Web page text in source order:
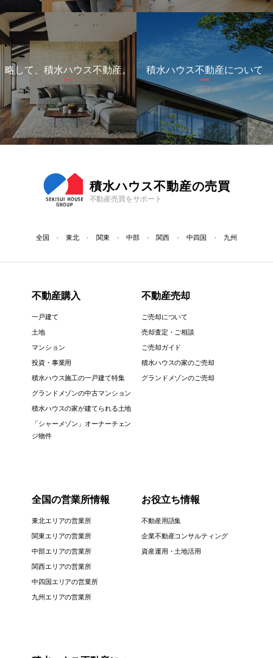
略して、積水ハウス不動産。
BRAND
積水ハウス不動産について
ABOUT US
積水ハウス不動産の売買
不動産売買をサポート
全国 東北 関東 中部 関西 中四国 九州
不動産購入
一戸建て
土地
マンション
投資・事業用
積水ハウス施工の一戸建て特集
グランドメゾンの中古マンション
積水ハウスの家が建てられる土地
「シャーメゾン」オーナーチェン
ジ物件
不動産売却
ご売却について
売却査定・ご相談
ご売却ガイド
積水ハウスの家のご売却
グランドメゾンのご売却
全国の営業所情報
東北エリアの営業所
関東エリアの営業所
中部エリアの営業所
関西エリアの営業所
中四国エリアの営業所
九州エリアの営業所
お役立ち情報
不動産用語集
企業不動産コンサルティング
資産運用・土地活用